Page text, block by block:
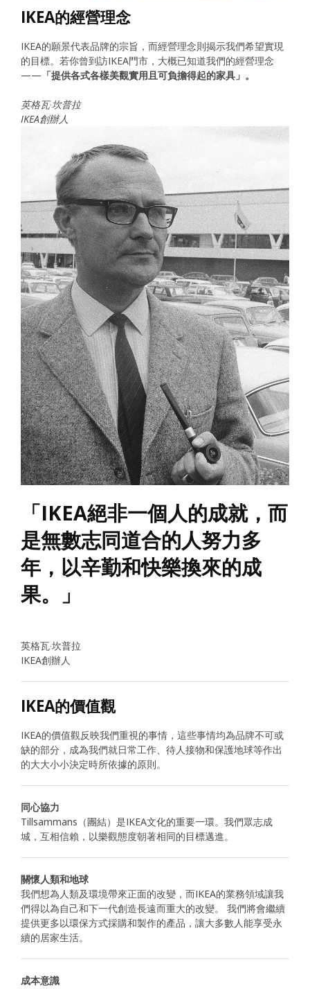
IKEA的經營理念
IKEA的願景代表品牌的宗旨，而經營理念則揭示我們希望實現
的目標。若你曾到訪IKEA門市，大概已知道我們的經營理念
—— 「提供各式各樣美觀實用且可負擔得起的家具」。
英格瓦‧坎普拉
IKEA創辦人
「IKEA絕非一個人的成就，而
是無數志同道合的人努力多
年，以辛勤和快樂換來的成
果。」
英格瓦‧坎普拉
IKEA創辦人
IKEA的價值觀
IKEA的價值觀反映我們重視的事情，這些事情均為品牌不可或
缺的部分，成為我們就日常工作、待人接物和保護地球等作出
的大大小小決定時所依據的原則。
同心協力
Tillsammans（團結）是IKEA文化的重要一環。我們眾志成
城，互相信賴，以樂觀態度朝著相同的目標邁進。
關懷人類和地球
我們想為人類及環境帶來正面的改變，而IKEA的業務領域讓我
們得以為自己和下一代創造長遠而重大的改變。 我們將會繼續
提供更多以環保方式採購和製作的產品，讓大多數人能享受永
續的居家生活。
成本意識